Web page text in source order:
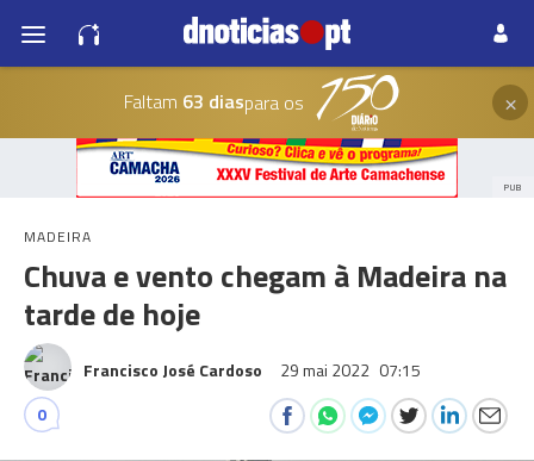
Faltam 63 diaspara os ×
PUB
MADEIRA
Chuva e vento chegam à Madeira na
tarde de hoje
Francisco José Cardoso 29 mai 2022 07:15
0